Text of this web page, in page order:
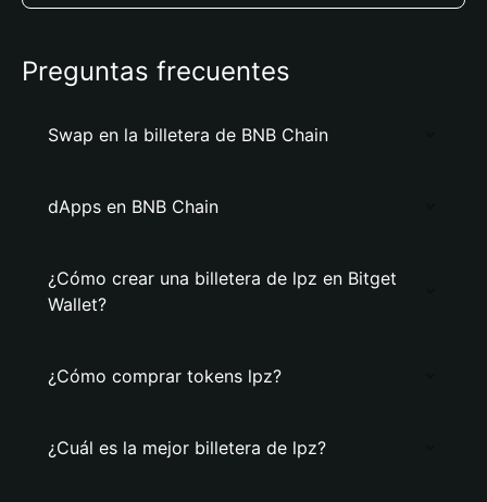
Preguntas frecuentes
Swap en la billetera de BNB Chain
dApps en BNB Chain
¿Cómo crear una billetera de lpz en Bitget
Wallet?
¿Cómo comprar tokens lpz?
¿Cuál es la mejor billetera de lpz?